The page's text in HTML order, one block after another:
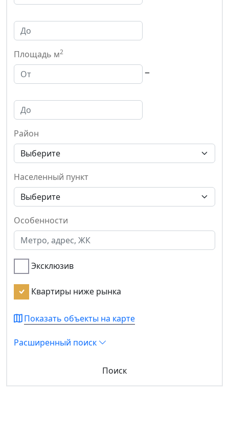
Площадь м2
–
Район
Населенный пункт
Особенности
Эксклюзив
Квартиры ниже рынка
Показать объекты на карте
Расширенный поиск